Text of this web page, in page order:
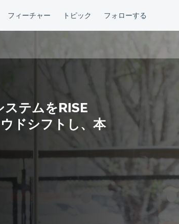
ステムをRISE
ドシフトし、本